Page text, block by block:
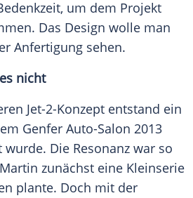
um dem Projekt
Das Design wolle man
Anfertigung sehen.
nicht
Jet-2-Konzept entstand ein
Genfer Auto-Salon 2013
wurde. Die Resonanz war so
zunächst eine Kleinserie
plante. Doch mit der